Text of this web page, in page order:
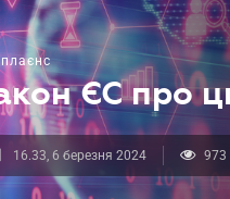
ЄС про
16.33, 6 березня 2024 973